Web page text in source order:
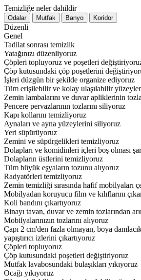
Temizliğe neler dahildir
Düzenli
Genel
Tadilat sonrası temizlik
Yatağınızı düzenliyoruz
Çöpleri topluyoruz ve poşetleri
Çöp kutusundaki çöp poşetlerini
İşleri düzgün bir şekilde organize ediyoruz
Tüm erişilebilir ve kolay ulaşılabilir
Zemin lambalarını ve duvar apliklerinin
Pencere pervazlarının tozlarını siliyoruz
Kapı kollarını temizliyoruz
Aynaları ve ayna yüzeylerini siliyoruz
Yeri süpürüyoruz
Zemini ve süpürgelikleri temizliyoruz
Dolapları ve komidinleri içleri boş olması
Dolapların üstlerini temizliyoruz
Tüm büyük eşyaların tozunu alıyoruz
Radyatörleri temizliyoruz
Zemin temizliği sırasında hafif mobilyaları
Mobilyadan koruyucu film ve kılıflarını
Koli bandını çıkartıyoruz
Binayı tavan, duvar ve zemin tozlarından
Mobilyalarınızın tozlarını alıyoruz
Çapı 2 cm'den fazla olmayan, boya
yapıştırıcı izlerini çıkartıyoruz
Çöpleri topluyoruz
Çöp kutusundaki poşetleri değiştiriyoruz
Mutfak lavabosundaki bulaşıkları yıkıyoruz
Ocağı yıkıyoruz